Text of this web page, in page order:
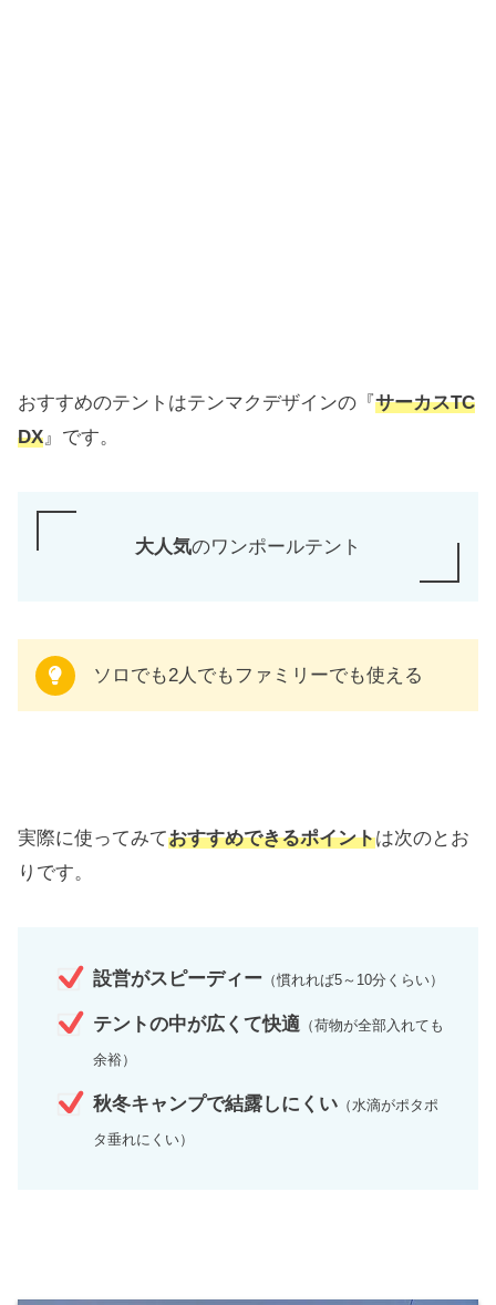
おすすめのテントはテンマクデザインの『 サーカスTC
DX』です。
大人気のワンポールテント
ソロでも2人でもファミリーでも使える
実際に使ってみておすすめできるポイントは次のとお
りです。
設営がスピーディー （慣れれば5～10分くらい）
テントの中が広くて快適 （荷物が全部入れても
余裕）
秋冬キャンプで結露しにくい （水滴がポタポ
タ垂れにくい）